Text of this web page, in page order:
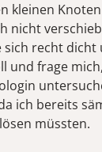
kleinen
nicht
sich recht
und frage
ich bereits
müssten.